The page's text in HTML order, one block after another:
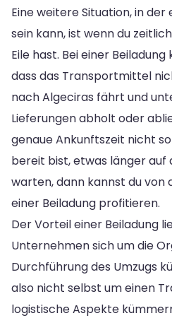
Eine weitere Situation, in der
sein kann, ist wenn du
Eile hast. Bei einer
dass das Transportmittel
nach Algeciras fährt und
Lieferungen abholt oder
genaue Ankunftszeit nicht
bereit bist, etwas länger auf
warten, dann kannst du von
einer Beiladung profitieren.
Der Vorteil einer Beiladung
Unternehmen sich um die
Durchführung des Umzugs
also nicht selbst um einen
logistische Aspekte